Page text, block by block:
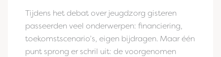
Tijdens het debat over jeugdzorg gisteren
passeerden veel onderwerpen: financiering,
toekomstscenario’s, eigen bijdragen. Maar één
punt sprong er schril uit: de voorgenomen